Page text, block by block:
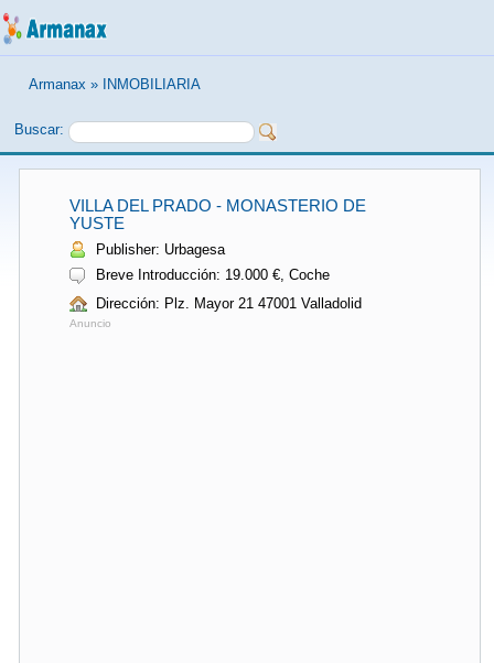
Armanax » INMOBILIARIA
Buscar:
VILLA DEL PRADO - MONASTERIO DE
YUSTE
Publisher: Urbagesa
Breve Introducción: 19.000 €, Coche
Dirección: Plz. Mayor 21 47001 Valladolid
Anuncio